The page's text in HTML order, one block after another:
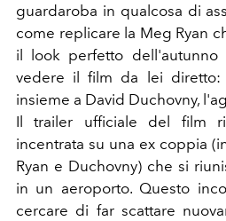
guardaroba in qualcosa di
come replicare la Meg Ryan
il look perfetto dell'autunno
vedere il film da lei diretto:
insieme a David Duchovny,
Il trailer ufficiale del film
incentrata su una ex coppia
Ryan e Duchovny) che si
in un aeroporto. Questo
cercare di far scattare